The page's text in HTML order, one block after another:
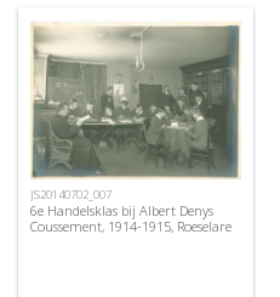
JS20140702_007
6e Handelsklas bij Albert Denys
Coussement, 1914-1915, Roeselare